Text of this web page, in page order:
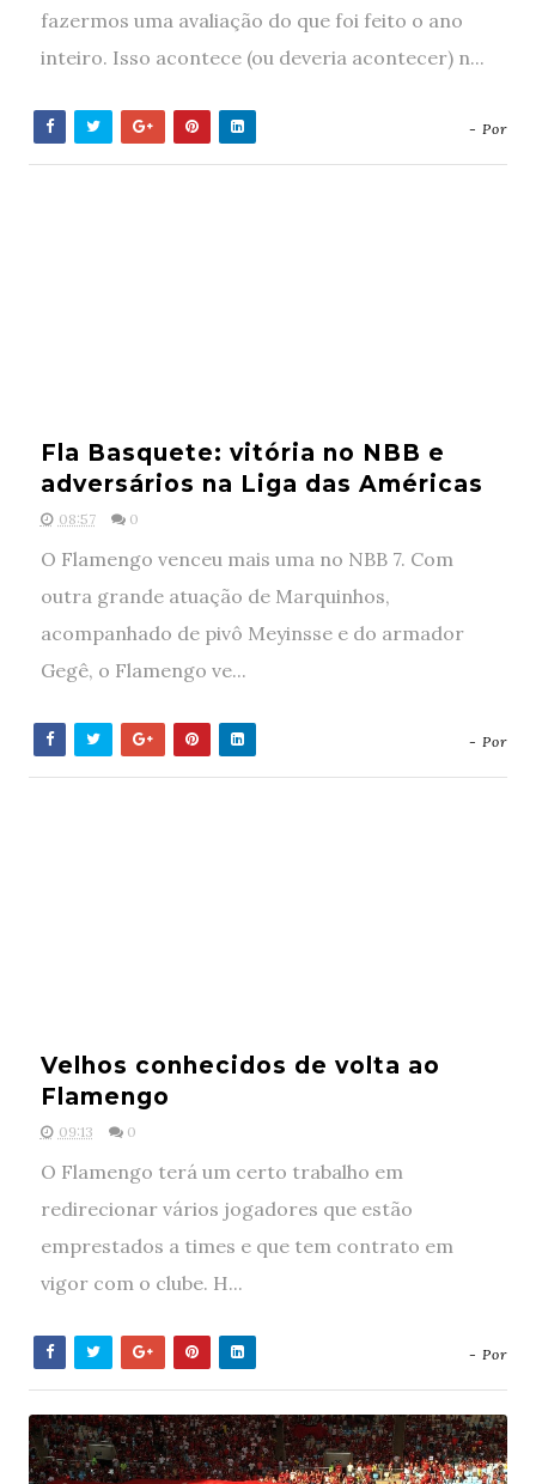
fazermos uma avaliação do que foi feito o ano
inteiro. Isso acontece (ou deveria acontecer) n...
- Por
Fla Basquete: vitória no NBB e
adversários na Liga das Américas
08:57 0
O Flamengo venceu mais uma no NBB 7. Com
outra grande atuação de Marquinhos,
acompanhado de pivô Meyinsse e do armador
Gegê, o Flamengo ve...
- Por
Velhos conhecidos de volta ao
Flamengo
09:13 0
O Flamengo terá um certo trabalho em
redirecionar vários jogadores que estão
emprestados a times e que tem contrato em
vigor com o clube. H...
- Por